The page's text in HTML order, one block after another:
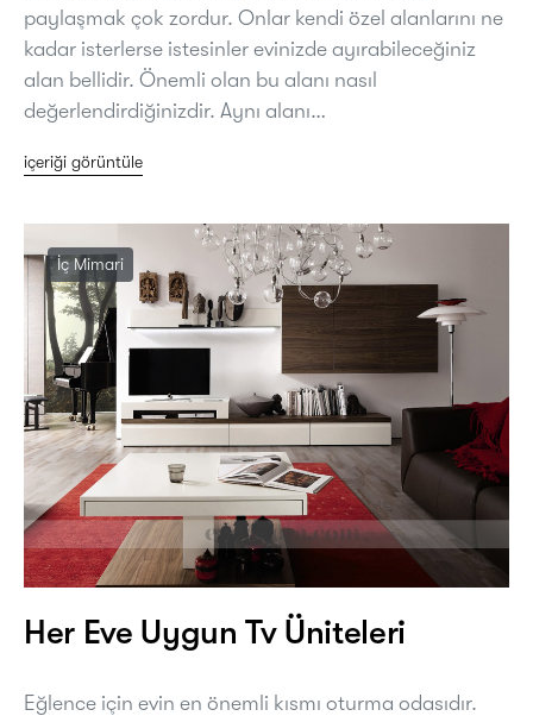
paylaşmak çok zordur. Onlar kendi özel alanlarını ne
kadar isterlerse istesinler evinizde ayırabileceğiniz
alan bellidir. Önemli olan bu alanı nasıl
değerlendirdiğinizdir. Aynı alanı…
içeriği görüntüle
İç Mimari
Her Eve Uygun Tv Üniteleri
Eğlence için evin en önemli kısmı oturma odasıdır.